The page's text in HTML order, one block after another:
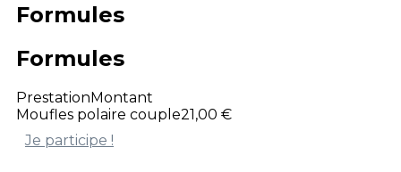
Formules
Formules
PrestationMontant
Moufles polaire couple21,00 €
Je participe !